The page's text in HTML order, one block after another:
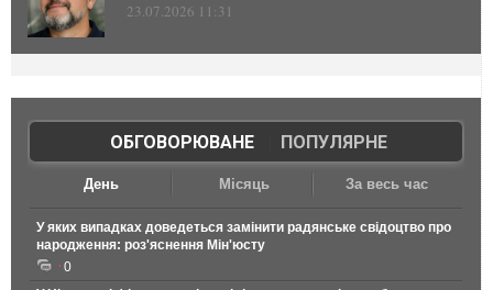
23.07.2026 11:31
ОБГОВОРЮВАНЕ| ПОПУЛЯРНЕ
День Місяць За весь час
У яких випадках доведеться замінити радянське свідоцтво про
народження: роз'яснення Мін'юсту
0